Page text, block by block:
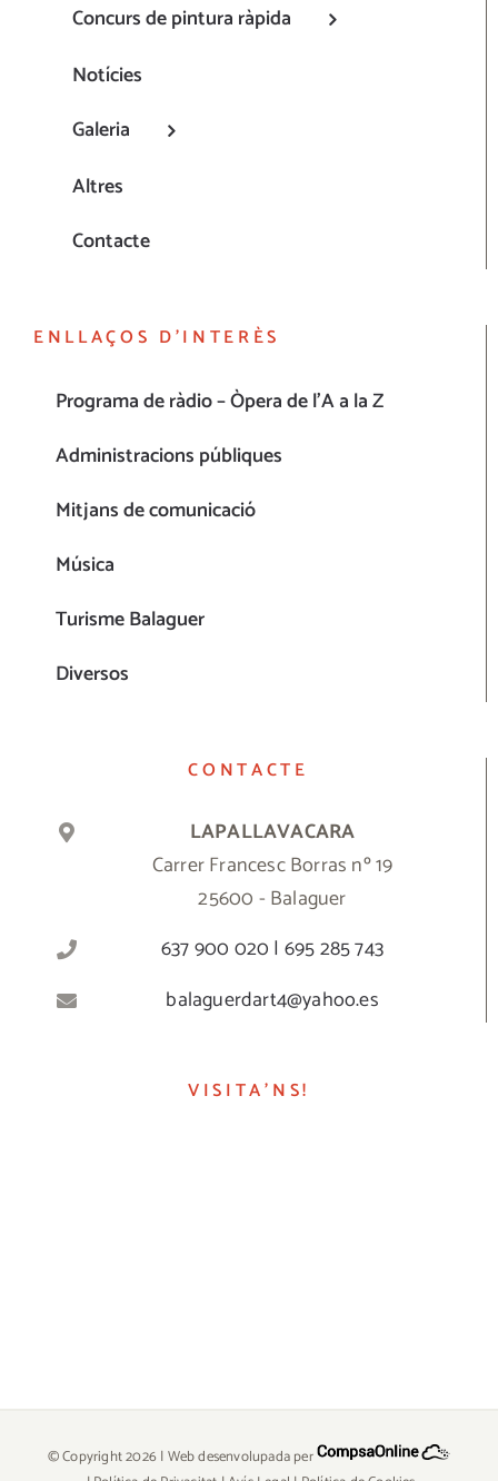
Concurs de pintura ràpida
Notícies
Galeria
Altres
Contacte
ENLLAÇOS D’INTERÈS
Programa de ràdio – Òpera de l’A a la Z
Administracions públiques
Mitjans de comunicació
Música
Turisme Balaguer
Diversos
CONTACTE
LAPALLAVACARA
Carrer Francesc Borras nº 19
25600 - Balaguer
637 900 020 | 695 285 743
balaguerdart4@yahoo.es
VISITA’NS!
© Copyright2026 | Web desenvolupada per